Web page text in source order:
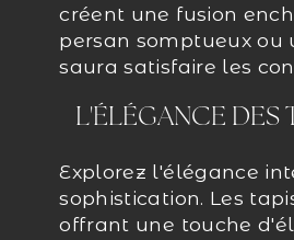
créent une fusion
persan somptueux ou
saura satisfaire les
L'ÉLÉGANCE DES
Explorez l'élégance
sophistication. Les
offrant une touche